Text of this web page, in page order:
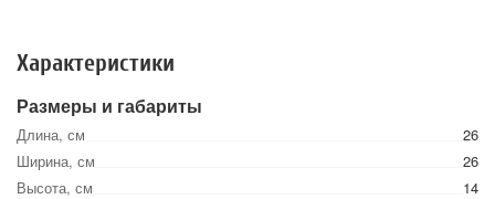
Характеристики
Размеры и габариты
Длина, см
26
Ширина, см
26
Высота, см
14